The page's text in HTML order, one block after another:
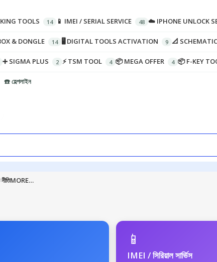
TOOLS 📱 IMEI / SERIAL SERVICE ☁️ IPHONE UNLOCK
& DONGLE 🖥️ DIGITAL TOOLS ACTIVATION 📐
➕ SIGMA PLUS ⚡ TSM TOOL 📦 MEGA OFFER 📦 F-KEY
☎️ হেল্পলাইন
MORE…
📱
IMEI / সিরিয়াল সার্ভিস